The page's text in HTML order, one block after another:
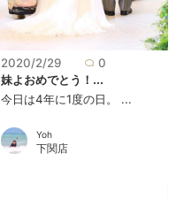
2020/2/29
0
妹よおめでとう！...
今日は4年に1度の日。 ...
Yoh
下関店